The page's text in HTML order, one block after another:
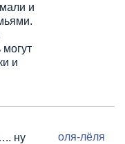
и
могут
и
ну
оля-лёля